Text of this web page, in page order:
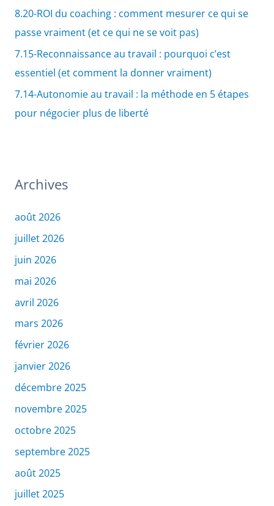
8.20-ROI du coaching : comment mesurer ce qui se
passe vraiment (et ce qui ne se voit pas)
7.15-Reconnaissance au travail : pourquoi c’est
essentiel (et comment la donner vraiment)
7.14-Autonomie au travail : la méthode en 5 étapes
pour négocier plus de liberté
Archives
août 2026
juillet 2026
juin 2026
mai 2026
avril 2026
mars 2026
février 2026
janvier 2026
décembre 2025
novembre 2025
octobre 2025
septembre 2025
août 2025
juillet 2025